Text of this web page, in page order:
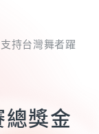
持台灣舞者躍
獎金